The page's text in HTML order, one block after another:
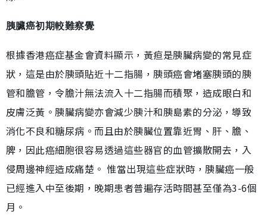
胰臟癌初期較難察覺
根據香港癌症基金會資料顯示，黃疸是胰臟病變的常見症
狀，這是由於胰頭貼近十二指腸，胰頭癌會堵塞胰頭的胰
管和膽管，令膽汁無法流入十二指腸而積聚，造成眼白和
皮膚泛黃。胰臟病變亦會減少胰汁和胰島素的分泌，導致
消化不良和糖尿病。而且由於胰臟位置靠近胃、肝、膽、
脾，因此癌細胞很容易透過這些器官的血管擴散開去，入
侵周邊神經造成痛楚。 惟當出現這些症狀時，胰臟癌一般
已經進入中至後期，晚期患者普遍存活時間甚至僅為3-6個
月。